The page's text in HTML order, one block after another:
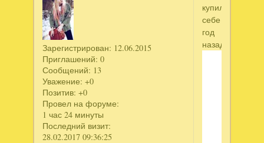
Зарегистрирован: 12.06.2015
Приглашений: 0
Сообщений: 13
Уважение: +0
Позитив: +0
Провел на форуме:
1 час 24 минуты
Последний визит:
28.02.2017 09:36:25
купила
себе
год
назад